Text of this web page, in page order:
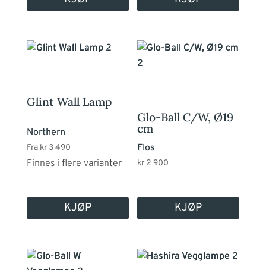
Glint Wall Lamp
Northern
Fra kr3 490
Finnes i flere varianter
KJØP
Dette
flere
varianter.
Alternativene
velges
Glo-Ball C/W, Ø19
cm
Flos
kr 2 900
KJØP